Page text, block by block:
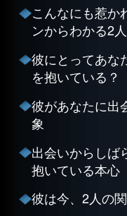
こんなにも惹
ンからわかる2
彼にとってあ
を抱いている？
彼があなたに出
象
出会いからしば
抱いている本心
彼は今、2人の